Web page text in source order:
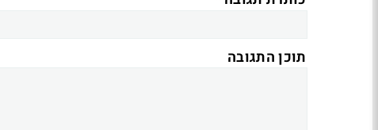
תוכן התגובה